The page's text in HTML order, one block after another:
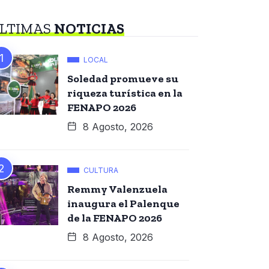
NOTICIAS
LOCAL
Soledad promueve su
riqueza turística en la
FENAPO 2026
8 Agosto, 2026
CULTURA
Remmy Valenzuela
inaugura el Palenque
de la FENAPO 2026
8 Agosto, 2026